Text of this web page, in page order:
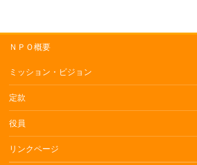
ＮＰＯ概要
ミッション・ビジョン
定款
役員
リンクページ